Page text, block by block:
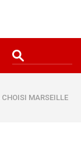
MARSEILLE